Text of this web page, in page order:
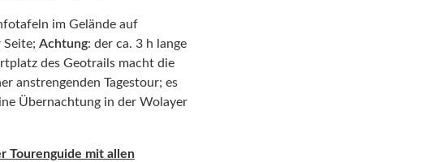
im Gelände auf
Achtung: der ca. 3 h lange
des Geotrails macht die
anstrengenden Tagestour; es
Übernachtung in der Wolayer
Tourenguide mit allen